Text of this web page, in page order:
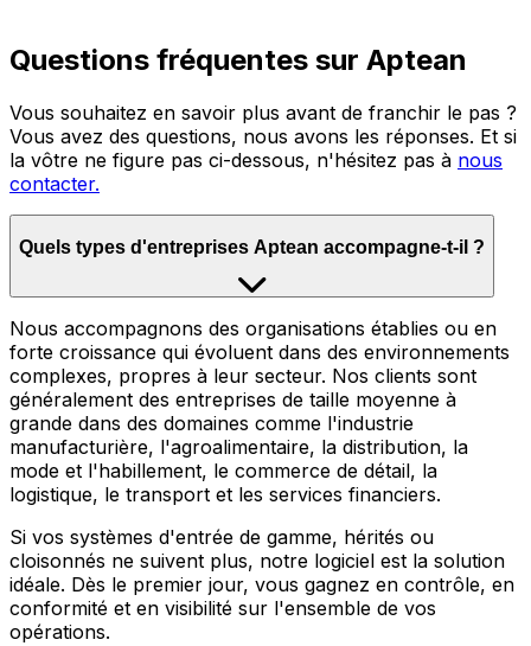
Questions fréquentes sur Aptean
Vous souhaitez en savoir plus avant de franchir le pas ?
Vous avez des questions, nous avons les réponses. Et si
la vôtre ne figure pas ci-dessous, n'hésitez pas à nous
contacter.
Quels types d'entreprises Aptean accompagne-t-il ?
Nous accompagnons des organisations établies ou en
forte croissance qui évoluent dans des environnements
complexes, propres à leur secteur. Nos clients sont
généralement des entreprises de taille moyenne à
grande dans des domaines comme l'industrie
manufacturière, l'agroalimentaire, la distribution, la
mode et l'habillement, le commerce de détail, la
logistique, le transport et les services financiers.
Si vos systèmes d'entrée de gamme, hérités ou
cloisonnés ne suivent plus, notre logiciel est la solution
idéale. Dès le premier jour, vous gagnez en contrôle, en
conformité et en visibilité sur l'ensemble de vos
opérations.